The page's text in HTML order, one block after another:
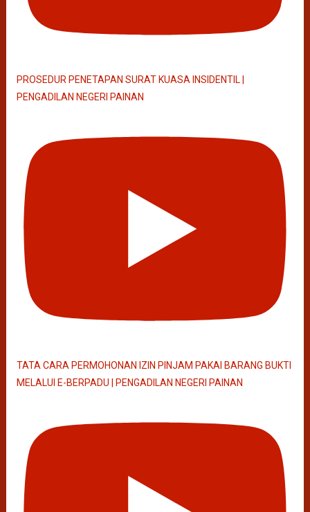
PROSEDUR PENETAPAN SURAT KUASA INSIDENTIL |
PENGADILAN NEGERI PAINAN
TATA CARA PERMOHONAN IZIN PINJAM PAKAI BARANG BUKTI
MELALUI E-BERPADU | PENGADILAN NEGERI PAINAN